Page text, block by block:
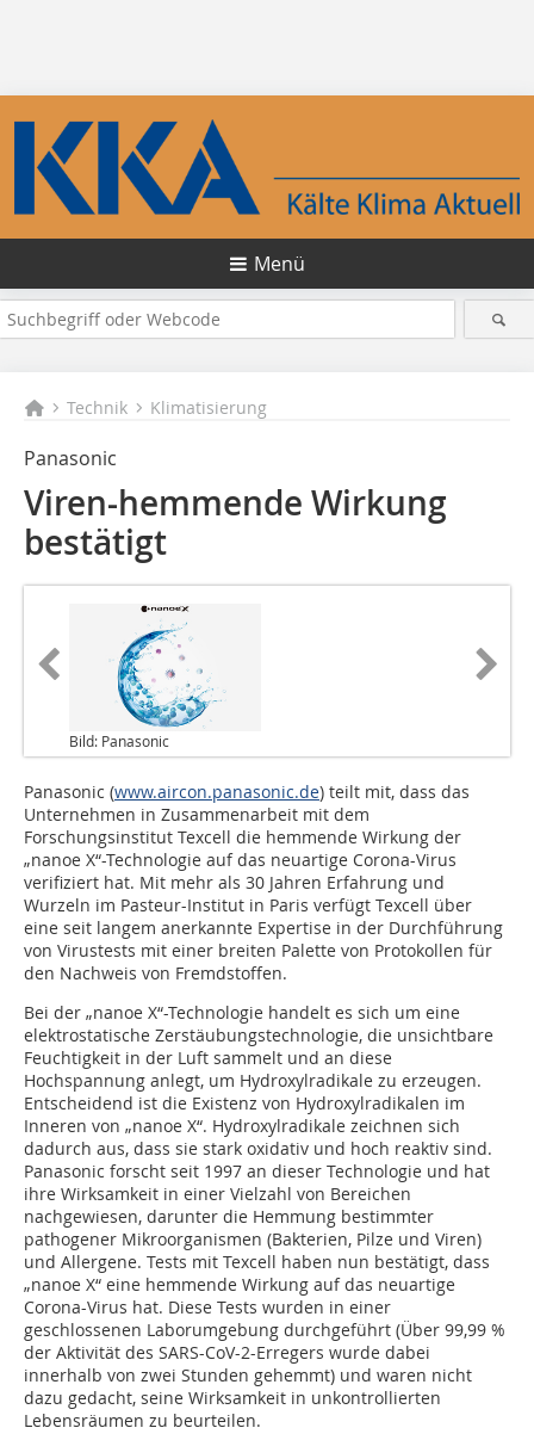
Menü
Technik Klimatisierung
Panasonic
Viren-hemmende Wirkung
bestätigt
Bild: Panasonic
Panasonic (www.aircon.panasonic.de) teilt mit, dass das
Unternehmen in Zusammenarbeit mit dem
Forschungsinstitut Texcell die hemmende Wirkung der
„nanoe X“-Technologie auf das neuartige Corona-Virus
verifiziert hat. Mit mehr als 30 Jahren Erfahrung und
Wurzeln im Pasteur-Institut in Paris verfügt Texcell über
eine seit langem anerkannte Expertise in der Durchführung
von Virustests mit einer breiten Palette von Protokollen für
den Nachweis von Fremdstoffen.
Bei der „nanoe X“-Technologie handelt es sich um eine
elektrostatische Zerstäubungstechnologie, die unsichtbare
Feuchtigkeit in der Luft sammelt und an diese
Hochspannung anlegt, um Hydroxylradikale zu erzeugen.
Entscheidend ist die Existenz von Hydroxylradikalen im
Inneren von „nanoe X“. Hydroxylradikale zeichnen sich
dadurch aus, dass sie stark oxidativ und hoch reaktiv sind.
Panasonic forscht seit 1997 an dieser Technologie und hat
ihre Wirksamkeit in einer Vielzahl von Bereichen
nachgewiesen, darunter die Hemmung bestimmter
pathogener Mikroorganismen (Bakterien, Pilze und Viren)
und Allergene. Tests mit Texcell haben nun bestätigt, dass
„nanoe X“ eine hemmende Wirkung auf das neuartige
Corona-Virus hat. Diese Tests wurden in einer
geschlossenen Laborumgebung durchgeführt (Über 99,99 %
der Aktivität des SARS-CoV-2-Erregers wurde dabei
innerhalb von zwei Stunden gehemmt) und waren nicht
dazu gedacht, seine Wirksamkeit in unkontrollierten
Lebensräumen zu beurteilen.